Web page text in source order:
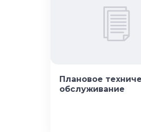
Плановое
обслуживание